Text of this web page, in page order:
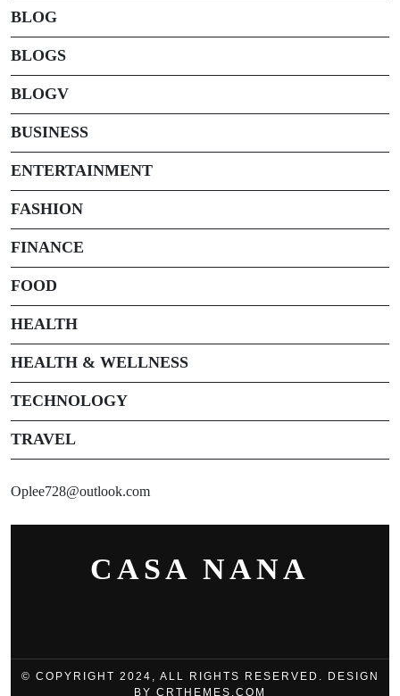
BLOG
BLOGS
BLOGV
BUSINESS
ENTERTAINMENT
FASHION
FINANCE
FOOD
HEALTH
HEALTH & WELLNESS
TECHNOLOGY
TRAVEL
Oplee728@outlook.com
CASA NANA
© COPYRIGHT 2024, ALL RIGHTS RESERVED. DESIGN
BY CRTHEMES.COM